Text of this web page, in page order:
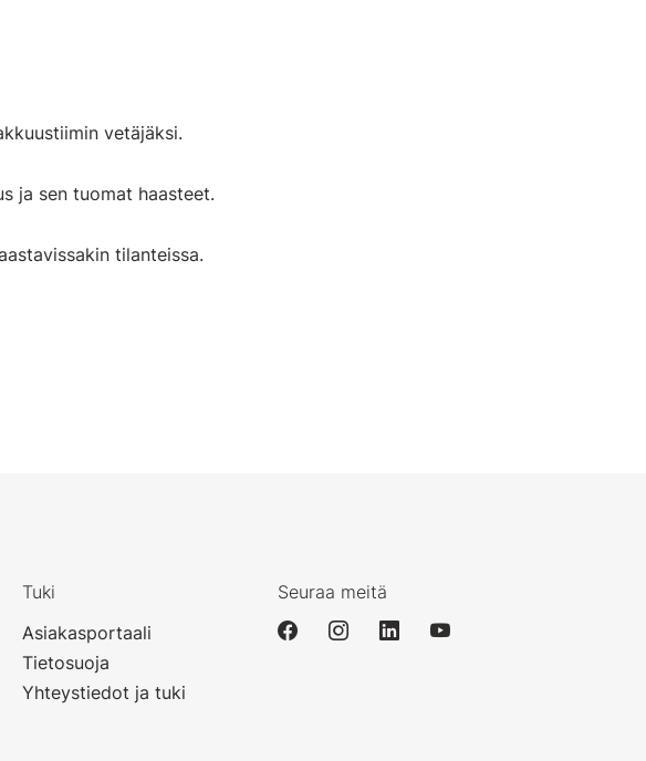
vetäjäksi.
ja sen tuomat haasteet.
tilanteissa.
Tuki
Asiakasportaali
Tietosuoja
Yhteystiedot ja tuki
Seuraa meitä